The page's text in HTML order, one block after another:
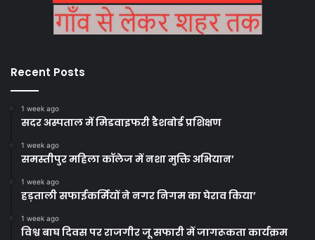
Recent Posts
1 week ago
सदर अस्पताल में मिडवाइफरी डैशबोर्ड प्रशिक्षण
1 week ago
समस्तीपुर महिला कॉलेज में नशा मुक्ति अभियान’
1 week ago
हड़ताली सफाईकर्मियों ने नगर निगम का घेराव किया’
1 week ago
विश्व बाघ दिवस पर राजगीर जू सफारी में जागरूकता कार्यक्रम